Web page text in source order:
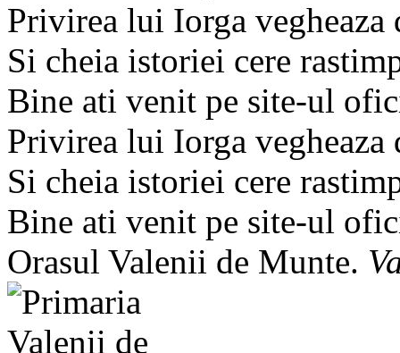
Privirea lui Iorga
Si cheia istoriei cere
Bine ati venit pe site-ul
Privirea lui Iorga
Si cheia istoriei cere
Bine ati venit pe site-ul
Orasul Valenii de Munte.